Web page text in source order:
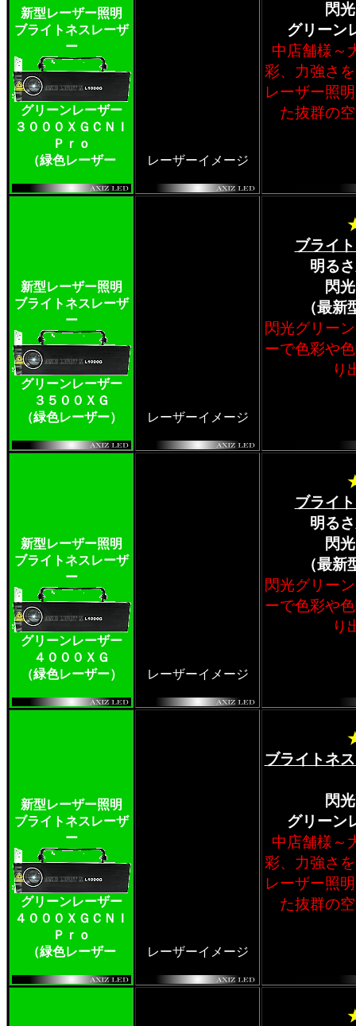
新型レーザー照明
ブライトネスレーザ
ー
グリーンレーザー
３０００ＸＧＣＮＩ
Ｐｒｏ
（緑色レーザー
レーザーイメージ
閃
グリーン
中店舗様～
彩、力強さ
レーザー照
た抜群の
新型レーザー照明
ブライトネスレーザ
ー
グリーンレーザー
３５００ＸＧ
（緑色レーザー）
レーザーイメージ
ブライ
明る
閃
（最
閃光グリー
ーで色彩や
り
新型レーザー照明
ブライトネスレーザ
ー
グリーンレーザー
４０００ＸＧ
（緑色レーザー）
レーザーイメージ
ブライ
明る
閃
（最
閃光グリー
ーで色彩や
り
新型レーザー照明
ブライトネスレーザ
ー
グリーンレーザー
４０００ＸＧＣＮＩ
Ｐｒｏ
（緑色レーザー
レーザーイメージ
ブライトネ
閃
グリーン
中店舗様～
彩、力強さ
レーザー照
た抜群の